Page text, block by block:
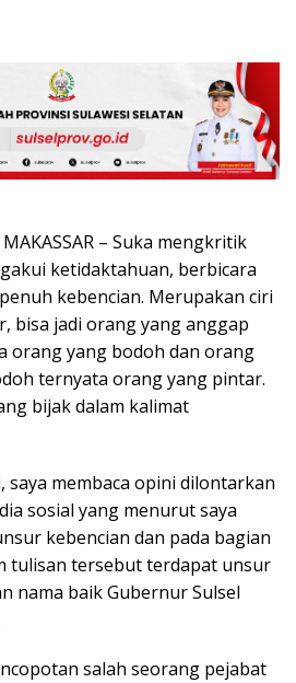
MAKASSAR – Suka mengkritik
ketidaktahuan, berbicara
kebencian. Merupakan ciri
bisa jadi orang yang anggap
orang yang bodoh dan orang
ternyata orang yang pintar.
bijak dalam kalimat
membaca opini dilontarkan
sosial yang menurut saya
kebencian dan pada bagian
tulisan tersebut terdapat unsur
nama baik Gubernur Sulsel
salah seorang pejabat